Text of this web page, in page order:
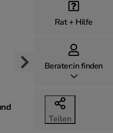
Rat + Hilfe
Berater:in finden
Teilen